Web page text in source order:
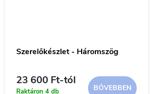
Szerelőkészlet - Háromszög
23 600 Ft-tól
Raktáron 4 db BŐVEBBEN